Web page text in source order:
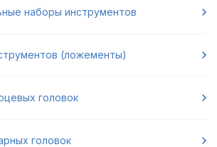
наборы инструментов
(ложементы)
головок
головок